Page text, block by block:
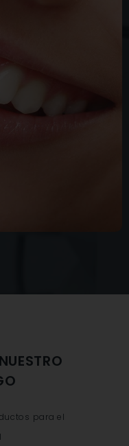
para el